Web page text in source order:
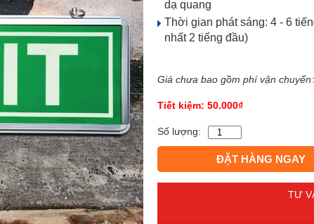
dạ quang
Thời gian phát sáng: 4 - 6
nhất 2 tiếng đầu)
Giá chưa bao gồm phí vận chuyển:
Tiết kiệm: 50.000₫
Số lượng:
Đèn
exit
thoát
hiểm
dạ
ĐẶT HÀNG NGAY
TƯ